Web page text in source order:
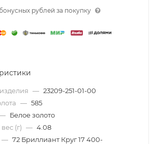
рублей за покупку
— 23209-251-01-00
— 585
Белое золото
(г) — 4.08
— 72 Бриллиант Круг 17 400-